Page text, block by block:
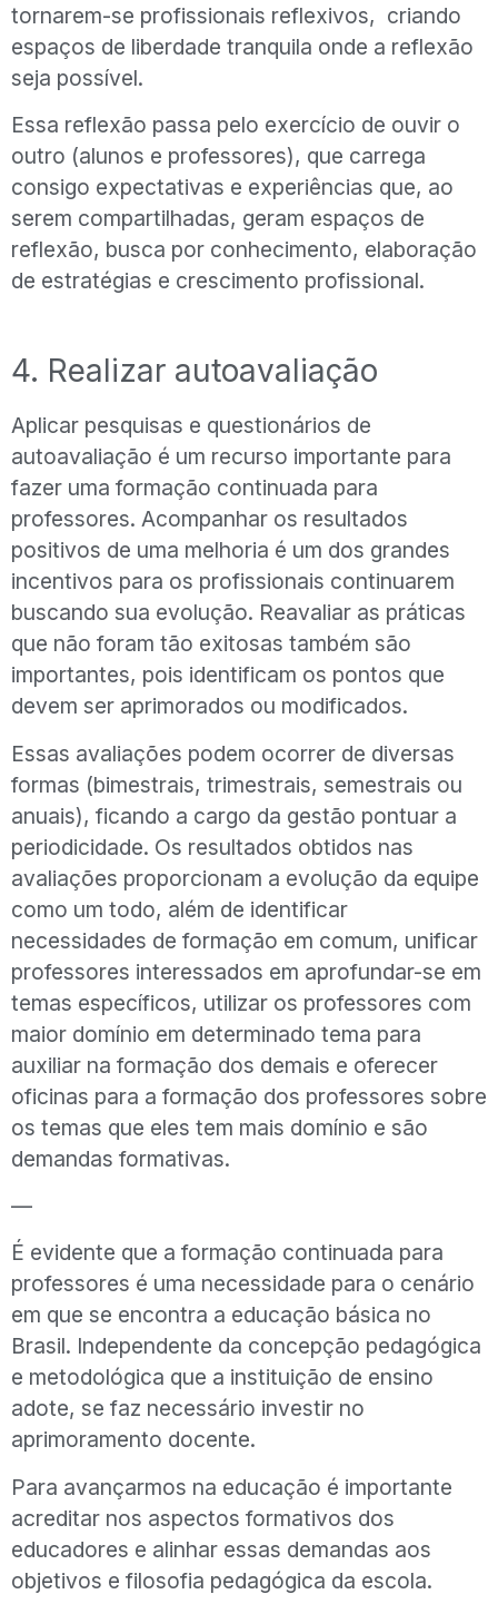
tornarem-se profissionais reflexivos, criando
espaços de liberdade tranquila onde a reflexão
seja possível.
Essa reflexão passa pelo exercício de ouvir o
outro (alunos e professores), que carrega
consigo expectativas e experiências que, ao
serem compartilhadas, geram espaços de
reflexão, busca por conhecimento, elaboração
de estratégias e crescimento profissional.
4. Realizar autoavaliação
Aplicar pesquisas e questionários de
autoavaliação é um recurso importante para
fazer uma formação continuada para
professores. Acompanhar os resultados
positivos de uma melhoria é um dos grandes
incentivos para os profissionais continuarem
buscando sua evolução. Reavaliar as práticas
que não foram tão exitosas também são
importantes, pois identificam os pontos que
devem ser aprimorados ou modificados.
Essas avaliações podem ocorrer de diversas
formas (bimestrais, trimestrais, semestrais ou
anuais), ficando a cargo da gestão pontuar a
periodicidade. Os resultados obtidos nas
avaliações proporcionam a evolução da equipe
como um todo, além de identificar
necessidades de formação em comum, unificar
professores interessados em aprofundar-se em
temas específicos, utilizar os professores com
maior domínio em determinado tema para
auxiliar na formação dos demais e oferecer
oficinas para a formação dos professores sobre
os temas que eles tem mais domínio e são
demandas formativas.
—
É evidente que a formação continuada para
professores é uma necessidade para o cenário
em que se encontra a educação básica no
Brasil. Independente da concepção pedagógica
e metodológica que a instituição de ensino
adote, se faz necessário investir no
aprimoramento docente.
Para avançarmos na educação é importante
acreditar nos aspectos formativos dos
educadores e alinhar essas demandas aos
objetivos e filosofia pedagógica da escola.